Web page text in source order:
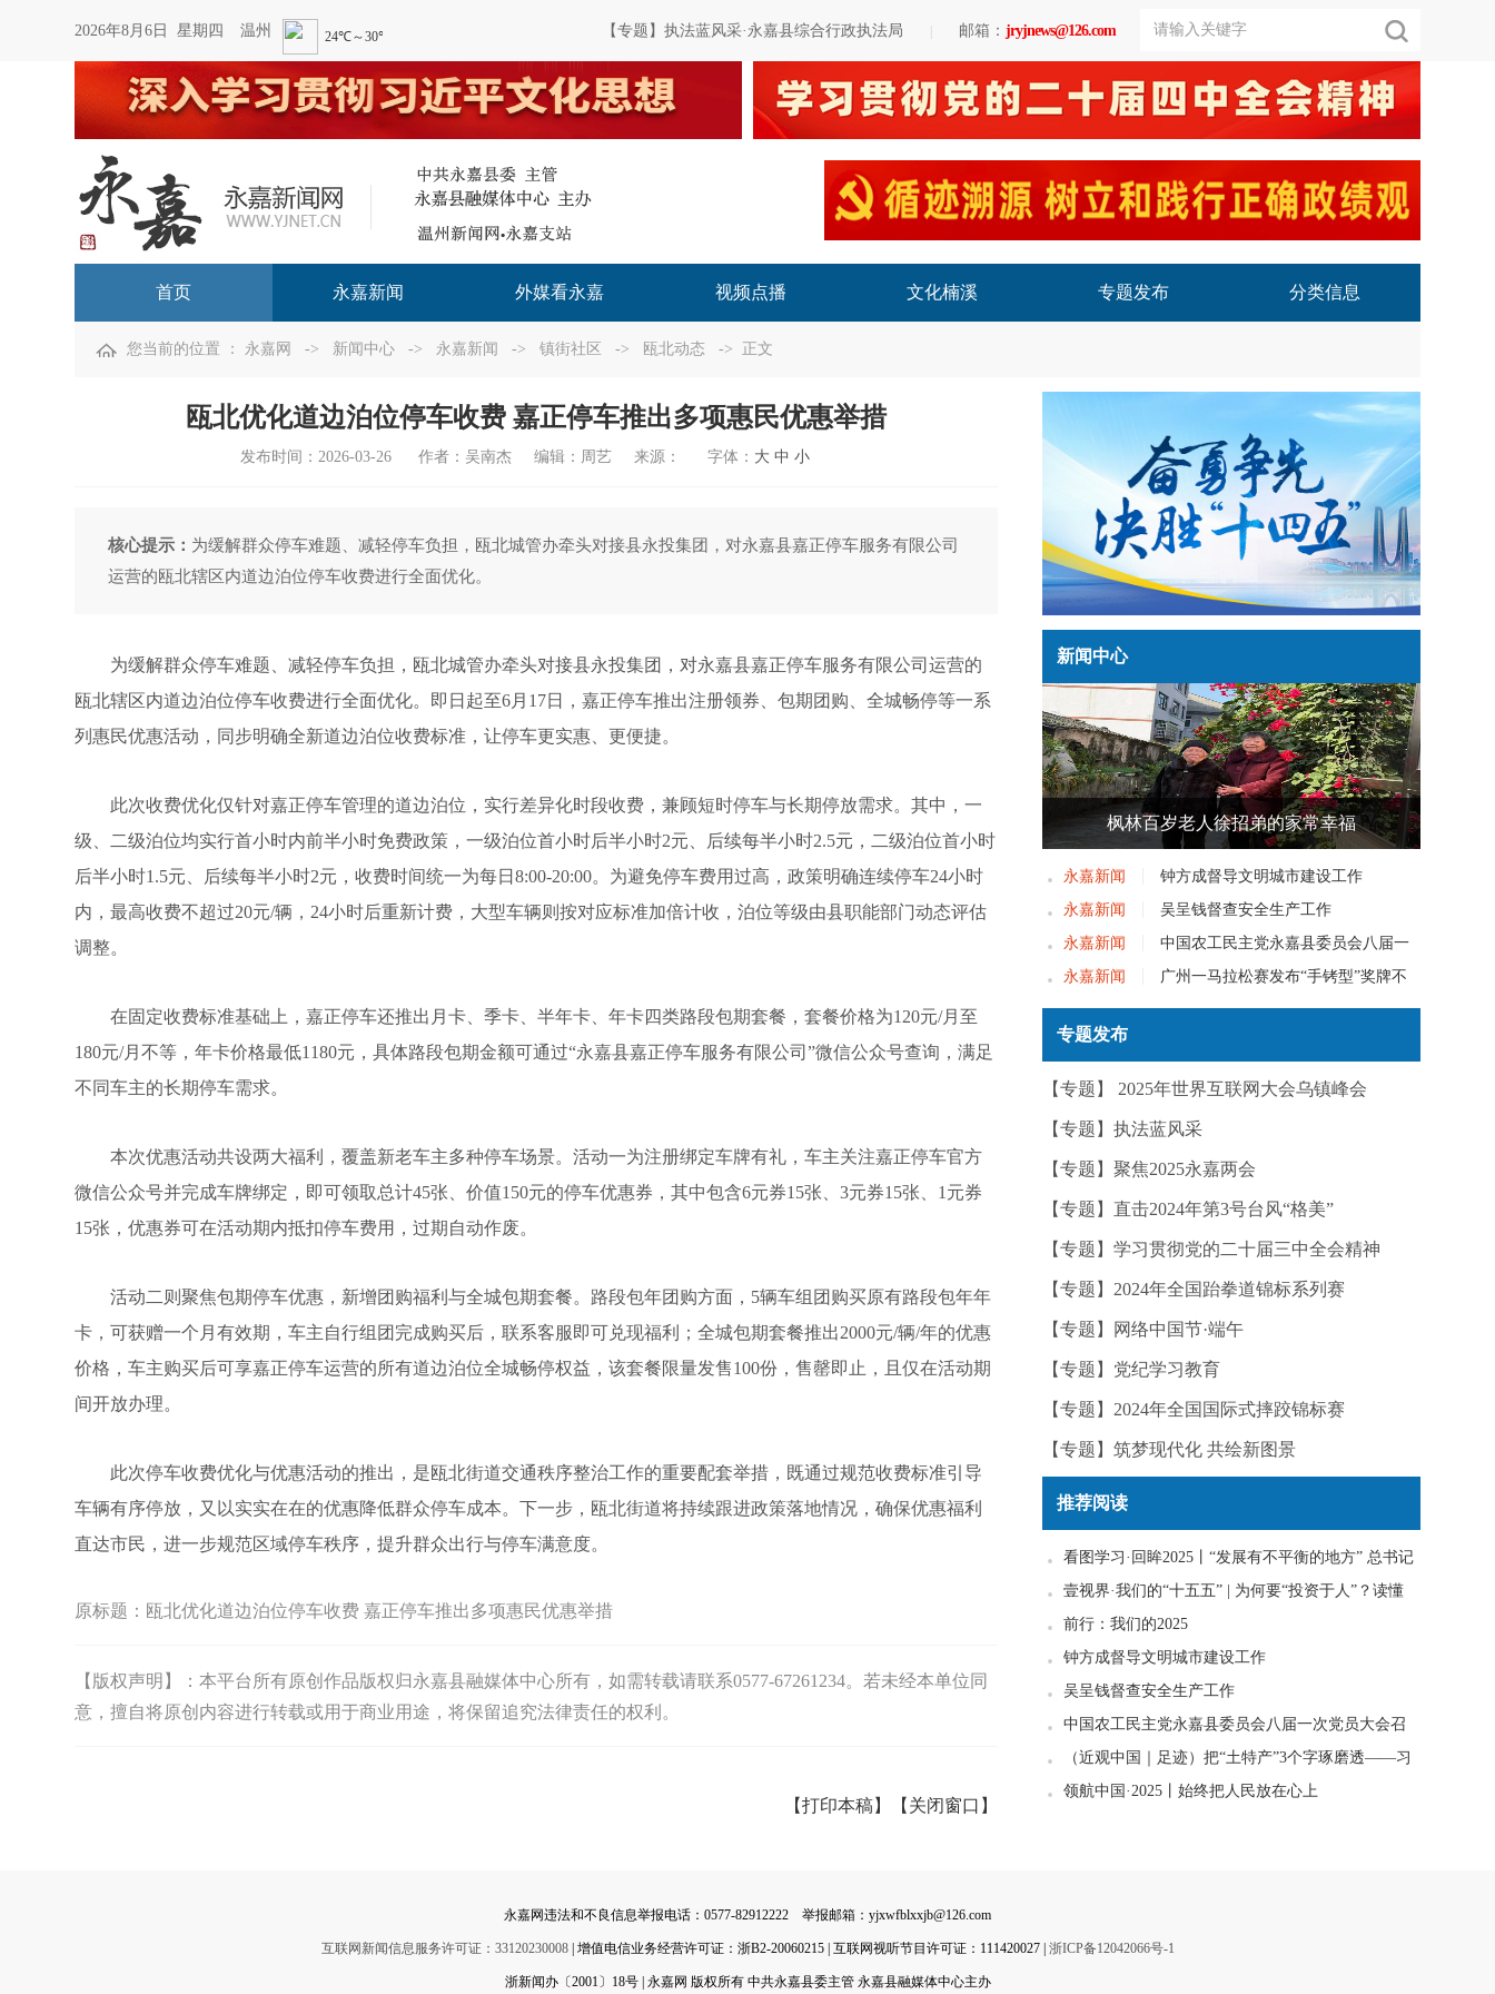
2026年8月6日 星期四 温州 【专题】执法蓝风采·永嘉县综合行政执法局 邮箱： jryjnews@126.com
首页 永嘉新闻 外媒看永嘉 视频点播 文化楠溪 专题发布 分类信息
您当前的位置 ： 永嘉网 -> 新闻中心 -> 永嘉新闻 -> 镇街社区 -> 瓯北动态 -> 正文
瓯北优化道边泊位停车收费 嘉正停车推出多项惠民优惠举措
发布时间： 2026-03-26 作者：吴南杰 编辑： 周艺 来源： 字体： 大 中 小
核心提示： 为缓解群众停车难题、减轻停车负担，瓯北城管办牵头对接县永投集团，对永嘉县嘉正停车服务有限公司
运营的瓯北辖区内道边泊位停车收费进行全面优化。
为缓解群众停车难题、减轻停车负担，瓯北城管办牵头对接县永投集团，对永嘉县嘉正停车服务有限公司运营的
瓯北辖区内道边泊位停车收费进行全面优化。即日起至6月17日，嘉正停车推出注册领券、包期团购、全城畅停等一系
列惠民优惠活动，同步明确全新道边泊位收费标准，让停车更实惠、更便捷。
此次收费优化仅针对嘉正停车管理的道边泊位，实行差异化时段收费，兼顾短时停车与长期停放需求。其中，一
级、二级泊位均实行首小时内前半小时免费政策，一级泊位首小时后半小时2元、后续每半小时2.5元，二级泊位首小时
后半小时1.5元、后续每半小时2元，收费时间统一为每日8:00-20:00。为避免停车费用过高，政策明确连续停车24小时
内，最高收费不超过20元/辆，24小时后重新计费，大型车辆则按对应标准加倍计收，泊位等级由县职能部门动态评估
调整。
在固定收费标准基础上，嘉正停车还推出月卡、季卡、半年卡、年卡四类路段包期套餐，套餐价格为120元/月至
180元/月不等，年卡价格最低1180元，具体路段包期金额可通过“永嘉县嘉正停车服务有限公司”微信公众号查询，满足
不同车主的长期停车需求。
本次优惠活动共设两大福利，覆盖新老车主多种停车场景。活动一为注册绑定车牌有礼，车主关注嘉正停车官方
微信公众号并完成车牌绑定，即可领取总计45张、价值150元的停车优惠券，其中包含6元券15张、3元券15张、1元券
15张，优惠券可在活动期内抵扣停车费用，过期自动作废。
活动二则聚焦包期停车优惠，新增团购福利与全城包期套餐。路段包年团购方面，5辆车组团购买原有路段包年年
卡，可获赠一个月有效期，车主自行组团完成购买后，联系客服即可兑现福利；全城包期套餐推出2000元/辆/年的优惠
价格，车主购买后可享嘉正停车运营的所有道边泊位全城畅停权益，该套餐限量发售100份，售罄即止，且仅在活动期
间开放办理。
此次停车收费优化与优惠活动的推出，是瓯北街道交通秩序整治工作的重要配套举措，既通过规范收费标准引导
车辆有序停放，又以实实在在的优惠降低群众停车成本。下一步，瓯北街道将持续跟进政策落地情况，确保优惠福利
直达市民，进一步规范区域停车秩序，提升群众出行与停车满意度。
原标题： 瓯北优化道边泊位停车收费 嘉正停车推出多项惠民优惠举措
【版权声明】：本平台所有原创作品版权归永嘉县融媒体中心所有，如需转载请联系0577-67261234。若未经本单位同
意，擅自将原创内容进行转载或用于商业用途，将保留追究法律责任的权利。
【打印本稿】 【关闭窗口】
新闻中心
枫林百岁老人徐招弟的家常幸福
永嘉新闻
钟方成督导文明城市建设工作
永嘉新闻
吴呈钱督查安全生产工作
永嘉新闻
中国农工民主党永嘉县委员会八届一
次党员大会召开
永嘉新闻
广州一马拉松赛发布“手铐型”奖牌不
实——今日辟谣（2025年12月25日）
专题发布
【专题】 2025年世界互联网大会乌镇峰会
【专题】执法蓝风采
【专题】聚焦2025永嘉两会
【专题】直击2024年第3号台风“格美”
【专题】学习贯彻党的二十届三中全会精神
【专题】2024年全国跆拳道锦标系列赛
【专题】网络中国节·端午
【专题】党纪学习教育
【专题】2024年全国国际式摔跤锦标赛
【专题】筑梦现代化 共绘新图景
推荐阅读
看图学习·回眸2025丨“发展有不平衡的地方” 总书记
一直惦念在心
壹视界·我们的“十五五” | 为何要“投资于人”？读懂
政策里的发展密码
前行：我们的2025
钟方成督导文明城市建设工作
吴呈钱督查安全生产工作
中国农工民主党永嘉县委员会八届一次党员大会召
开
（近观中国｜足迹）把“土特产”3个字琢磨透——习
近平走进柚子园
领航中国·2025丨始终把人民放在心上
永嘉网违法和不良信息举报电话：0577-82912222 举报邮箱：yjxwfblxxjb@126.com
互联网新闻信息服务许可证：33120230008| 增值电信业务经营许可证：浙B2-20060215 | 互联网视听节目许可证：111420027 | 浙ICP备12042066号-1
浙新闻办〔2001〕18号 | 永嘉网 版权所有 中共永嘉县委主管 永嘉县融媒体中心主办